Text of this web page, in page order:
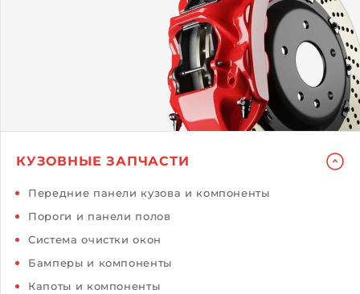
КУЗОВНЫЕ ЗАПЧАСТИ
Передние панели кузова и компоненты
Пороги и панели полов
Система очистки окон
Бамперы и компоненты
Капоты и компоненты